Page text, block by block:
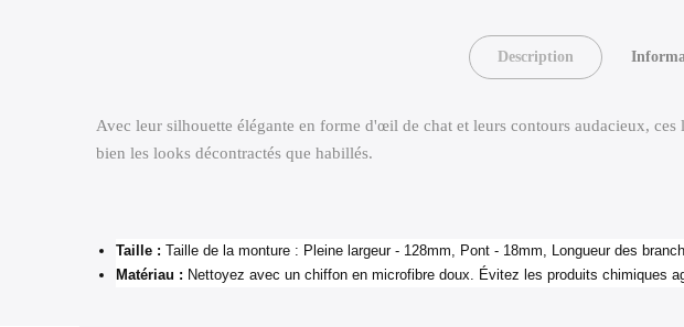
Description
Avec leur silhouette élégante en forme d'œil de chat et leurs contours audacieux,
bien les looks décontractés que habillés.
Taille : Taille de la monture : Pleine largeur - 128mm, Pont - 18mm, Longueur des
Matériau : Nettoyez avec un chiffon en microfibre doux. Évitez les produits chimiques